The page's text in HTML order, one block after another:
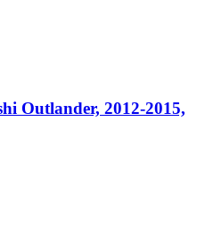
Outlander, 2012-2015,